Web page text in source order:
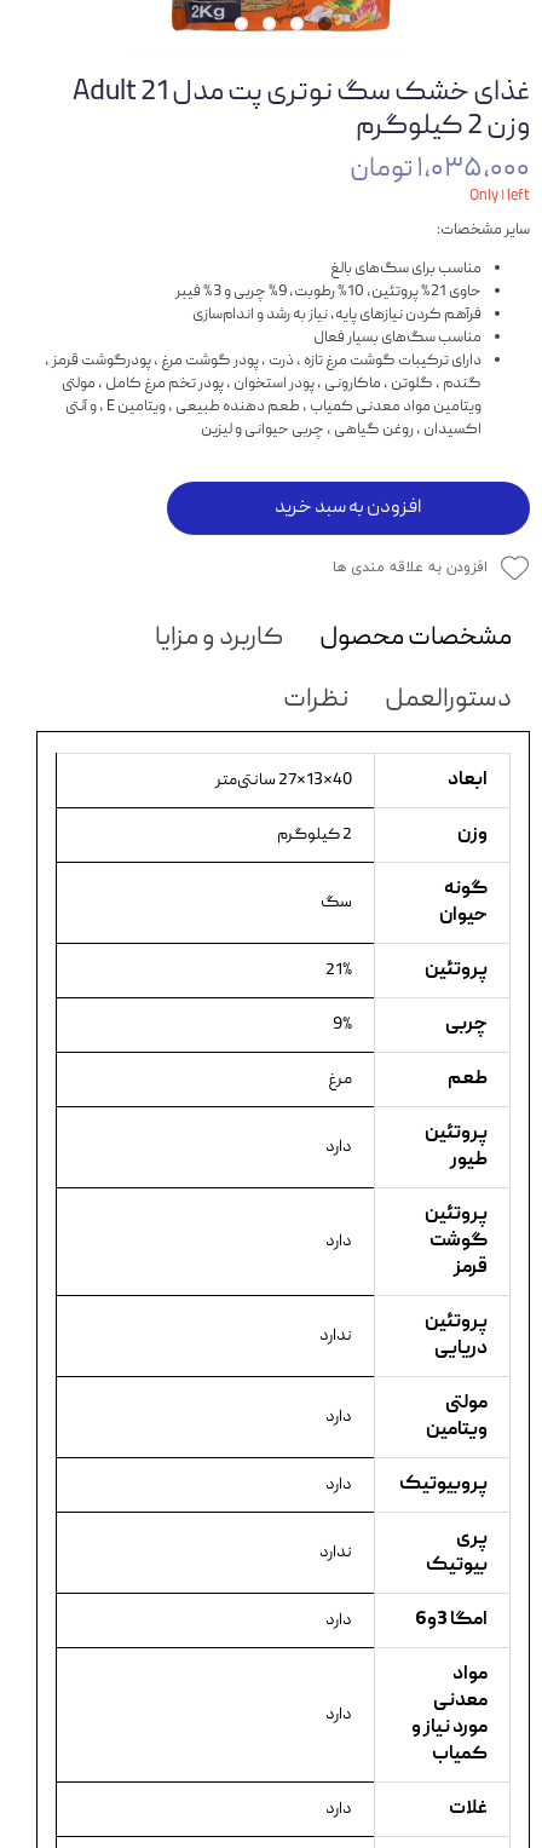
غذای خشک سگ نوتری پت مدل Adult 21
وزن 2 کیلوگرم
۱,۰۳۵,۰۰۰ تومان
Only ۱ left
سایر مشخصات:
مناسب برای سگ‌های بالغ
حاوی 21% پروتئین، 10% رطوبت، 9% چربی و 3% فیبر
فرآهم کردن نیازهای پایه، نیاز به رشد و اندام‌سازی
مناسب سگ‌های بسیار فعال
دارای ترکیبات گوشت مرغ تازه ، ذرت ، پودر گوشت مرغ ، پودرگوشت قرمز ،
گندم ، گلوتن ، ماکارونی ، پودر استخوان ، پودر تخم مرغ کامل ، مولتی
ویتامین مواد معدنی کمیاب ، طعم دهنده طبیعی ، ویتامین E ، و آنتی
اکسیدان ، روغن گیاهی ، چربی حیوانی و لیزین
افزودن به سبد خرید
افزودن به علاقه مندی ها
مشخصات محصول
کاربرد و مزایا
دستورالعمل
نظرات
ابعاد 40×13×27 سانتی‌متر
وزن 2 کیلوگرم
گونه
حیوان
سگ
پروتئین 21%
چربی 9%
طعم مرغ
پروتئین
طیور
دارد
پروتئین
گوشت
قرمز
دارد
پروتئین
دریایی
ندارد
مولتی
ویتامین
دارد
پروبیوتیک دارد
پری
بیوتیک
ندارد
امگا 3و6 دارد
مواد
معدنی
مورد نیاز و
کمیاب
دارد
غلات دارد